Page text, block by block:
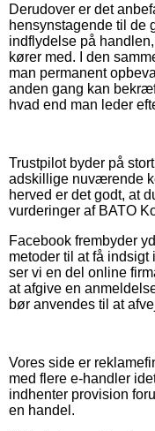
Derudover er det
hensynstagende til de
indflydelse på
kører med. I den
man permanent
anden gang kan
hvad end man leder
Trustpilot byder på
adskillige nuværende
herved er det godt, at
vurderinger af BATO
Facebook frembyder
metoder til at få
ser vi en del online
at afgive en
bør anvendes til at
Vores side er
med flere e-handler
indhenter provision
en handel.